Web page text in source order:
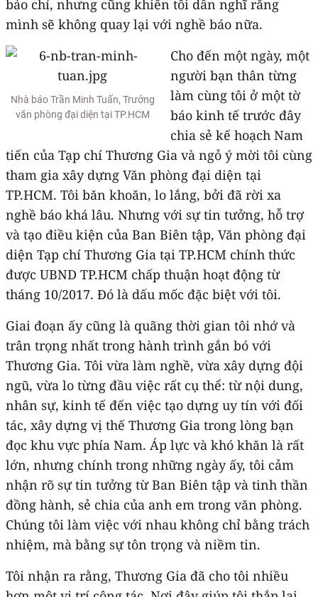
báo chí, nhưng cũng khiến tôi dần nghĩ rằng
mình sẽ không quay lại với nghề báo nữa.
Nhà báo Trần Minh Tuấn, Trưởng
văn phòng đại diện tại TP.HCM
Cho đến một ngày, một
người bạn thân từng
làm cùng tôi ở một tờ
báo kinh tế trước đây
chia sẻ kế hoạch Nam
tiến của Tạp chí Thương Gia và ngỏ ý mời tôi cùng
tham gia xây dựng Văn phòng đại diện tại
TP.HCM. Tôi băn khoăn, lo lắng, bởi đã rời xa
nghề báo khá lâu. Nhưng với sự tin tưởng, hỗ trợ
và tạo điều kiện của Ban Biên tập, Văn phòng đại
diện Tạp chí Thương Gia tại TP.HCM chính thức
được UBND TP.HCM chấp thuận hoạt động từ
tháng 10/2017. Đó là dấu mốc đặc biệt với tôi.
Giai đoạn ấy cũng là quãng thời gian tôi nhớ và
trân trọng nhất trong hành trình gắn bó với
Thương Gia. Tôi vừa làm nghề, vừa xây dựng đội
ngũ, vừa lo từng đầu việc rất cụ thể: từ nội dung,
nhân sự, kinh tế đến việc tạo dựng uy tín với đối
tác, xây dựng vị thế Thương Gia trong lòng bạn
đọc khu vực phía Nam. Áp lực và khó khăn là rất
lớn, nhưng chính trong những ngày ấy, tôi cảm
nhận rõ sự tin tưởng từ Ban Biên tập và tinh thần
đồng hành, sẻ chia của anh em trong văn phòng.
Chúng tôi làm việc với nhau không chỉ bằng trách
nhiệm, mà bằng sự tôn trọng và niềm tin.
Tôi nhận ra rằng, Thương Gia đã cho tôi nhiều